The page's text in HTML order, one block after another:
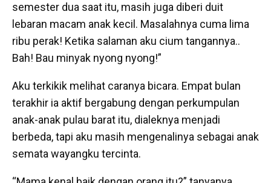
semester dua saat itu, masih juga diberi duit
lebaran macam anak kecil. Masalahnya cuma lima
ribu perak! Ketika salaman aku cium tangannya..
Bah! Bau minyak nyong nyong!”
Aku terkikik melihat caranya bicara. Empat bulan
terakhir ia aktif bergabung dengan perkumpulan
anak-anak pulau barat itu, dialeknya menjadi
berbeda, tapi aku masih mengenalinya sebagai anak
semata wayangku tercinta.